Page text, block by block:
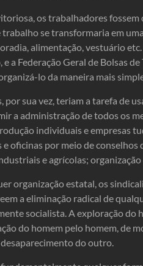
os trabalhadores
se transformaria em
alimentação, vestuário
a Federação Geral de Bolsas
lo da maneira mais
sua vez, teriam a tarefa de
a administração de todos os
individuais e empresas
e oficinas por meio de
e agrícolas;
organização estatal, os
a eliminação radical de
socialista. A exploração do
do homem pelo homem, de
do outro.